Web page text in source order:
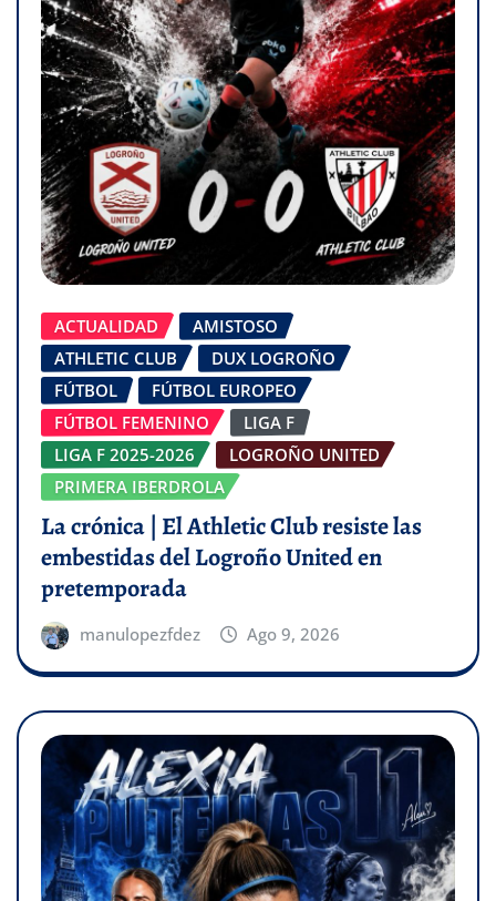
ACTUALIDAD
AMISTOSO
ATHLETIC CLUB
DUX LOGROÑO
FÚTBOL
FÚTBOL EUROPEO
FÚTBOL FEMENINO
LIGA F
LIGA F 2025-2026
LOGROÑO UNITED
PRIMERA IBERDROLA
La crónica | El Athletic Club resiste las
embestidas del Logroño United en
pretemporada
manulopezfdez Ago 9, 2026